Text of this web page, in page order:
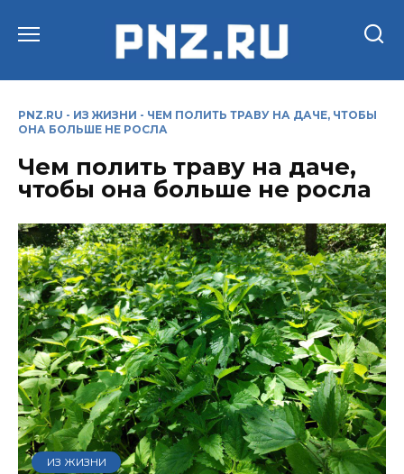
PNZ.RU - ИЗ ЖИЗНИ - ЧЕМ ПОЛИТЬ ТРАВУ НА ДАЧЕ, ЧТОБЫ
ОНА БОЛЬШЕ НЕ РОСЛА
Чем полить траву на даче,
чтобы она больше не росла
ИЗ ЖИЗНИ